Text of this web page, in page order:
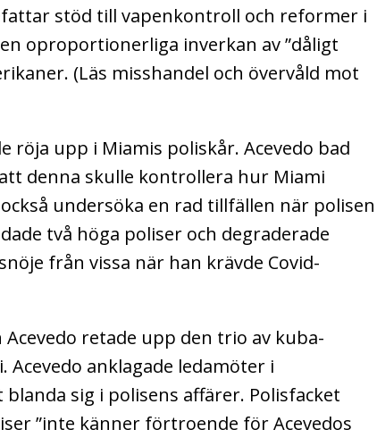
stöd till vapenkontroll och reformer i
oproportionerliga inverkan av ”dåligt
(Läs misshandel och övervåld mot
röja upp i Miamis poliskår. Acevedo bad
denna skulle kontrollera hur Miami
undersöka en rad tillfällen när polisen
två höga poliser och degraderade
från vissa när han krävde Covid-
retade upp den trio av kuba-
anklagade ledamöter i
sig i polisens affärer. Polisfacket
”inte känner förtroende för Acevedos